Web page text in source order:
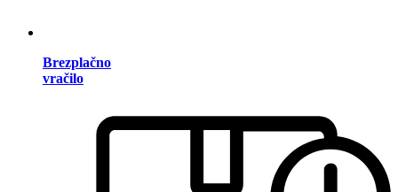
Brezplačno
vračilo